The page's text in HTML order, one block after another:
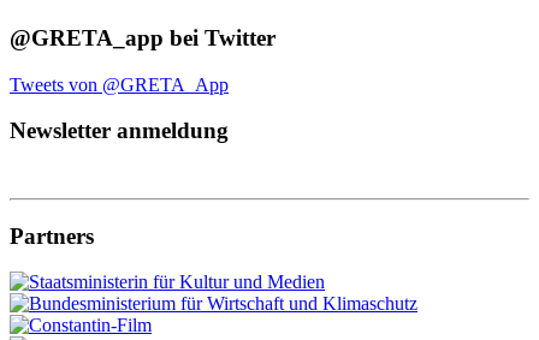
@GRETA_app bei Twitter
Tweets von @GRETA_App
Newsletter anmeldung
Partners